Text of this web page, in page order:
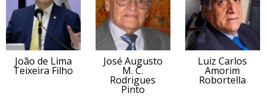
João de Lima
Teixeira Filho
José Augusto
M. C.
Rodrigues
Pinto
Luiz Carlos
Amorim
Robortella